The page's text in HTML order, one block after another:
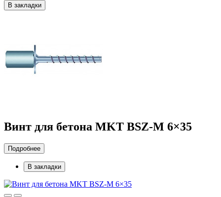
В закладки
Винт для бетона MKT BSZ-M 6×35
Подробнее
В закладки